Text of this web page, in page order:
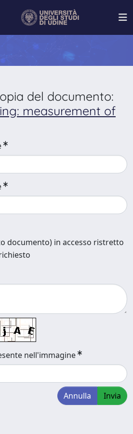
del documento:
measurement of
documento) in accesso ristretto
nell'immagine
Annulla Invia